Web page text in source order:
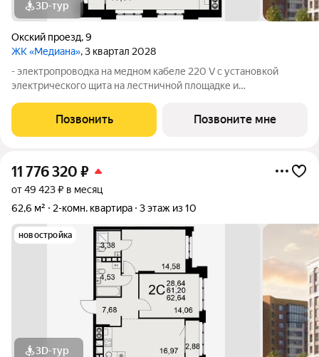
3D-тур
Окский проезд,9
ЖК «Медиана», 3 квартал 2028
- электропроводка на медном кабеле 220 V с установкой
электрического щита на лестничной площадке и
стен, кроме стен лоджий, откосов дверных и оконных
проемов, ниш прохождения стояков
Позвонить Позвоните мне
11 776 320 ₽
от 49 423 ₽ в месяц
62,6 м²
2-комн. квартира 3 этаж из 10
новостройка
3D-тур